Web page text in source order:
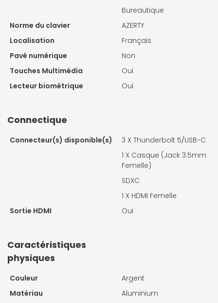
Bureautique
Norme du clavier
AZERTY
Localisation
Français
Pavé numérique
Non
Touches Multimédia
Oui
Lecteur biométrique
Oui
Connectique
Connecteur(s) disponible(s) 3 X Thunderbolt 5/USB-C
1 X Casque (Jack 3.5mm
Femelle)
SDXC
1 X HDMI Femelle
Sortie HDMI
Oui
Caractéristiques
physiques
Couleur
Argent
Matériau
Aluminium